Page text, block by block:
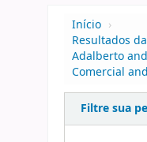
Início ›
Resultados
Adalberto
Comercial
Filtre sua